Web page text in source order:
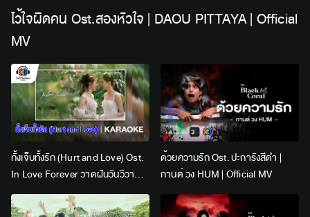
ไว้ใจผิดคน Ost.สองหัวใจ | DAOU PITTAYA | Official
MV
ทั้งเจ็บทั้งรัก (Hurt and Love) Ost.
In Love Forever วาดฝันวันวิวาห์ |
Lingling Kwong x Orm
Kornnaphat | Official Karaoke
ด้วยความรัก Ost. ปะการังสีดำ |
กานต์ วง HUM | Official MV